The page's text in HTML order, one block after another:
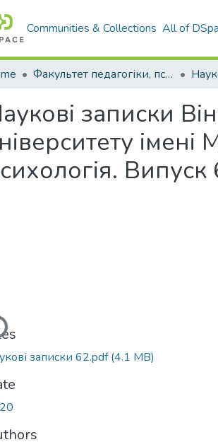
Communities & Collections All of
Факультет педагогіки, психології і професійної освіти
записки
Випуск
записки 62.pdf(4.1 MB)